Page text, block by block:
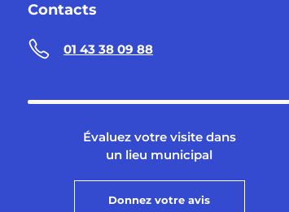
Contacts
01 43 38 09 88
Évaluez votre visite dans
un lieu municipal
Donnez votre avis